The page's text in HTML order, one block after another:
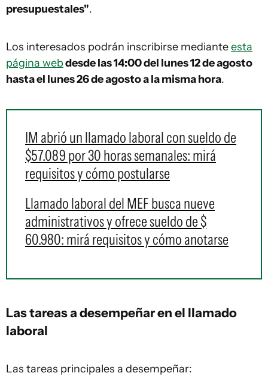
presupuestales".
Los interesados podrán inscribirse medianteesta
página webdesde las 14:00 del lunes 12 de agosto
hasta el lunes 26 de agosto a la misma hora.
IM abrió un llamado laboral con sueldo de
$57.089 por 30 horas semanales: mirá
requisitos y cómo postularse
Llamado laboral del MEF busca nueve
administrativos y ofrece sueldo de $
60.980: mirá requisitos y cómo anotarse
Las tareas a desempeñar en el llamado
laboral
Las tareas principales a desempeñar: